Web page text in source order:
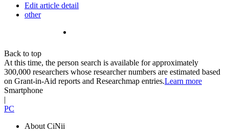
Edit article detail
other
Back to top
At this time, the person search is available for approximately
300,000 researchers whose researcher numbers are estimated based
on Grant-in-Aid reports and Researchmap entries.Learn more
Smartphone
|
PC
About CiNii